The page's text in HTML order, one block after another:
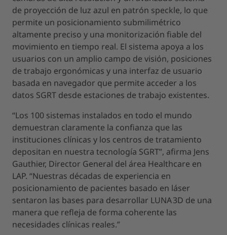
de proyección de luz azul en patrón speckle, lo que
permite un posicionamiento submilimétrico
altamente preciso y una monitorización fiable del
movimiento en tiempo real. El sistema apoya a los
usuarios con un amplio campo de visión, posiciones
de trabajo ergonómicas y una interfaz de usuario
basada en navegador que permite acceder a los
datos SGRT desde estaciones de trabajo existentes.
“Los 100 sistemas instalados en todo el mundo
demuestran claramente la confianza que las
instituciones clínicas y los centros de tratamiento
depositan en nuestra tecnología SGRT”, afirma Jens
Gauthier, Director General del área Healthcare en
LAP. “Nuestras décadas de experiencia en
posicionamiento de pacientes basado en láser
sentaron las bases para desarrollar LUNA 3D de una
manera que refleja de forma coherente las
necesidades clínicas reales.”